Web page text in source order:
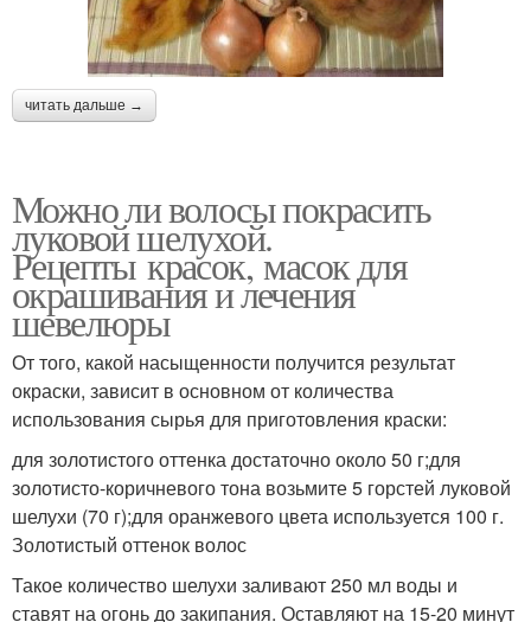
читать дальше →
Можно ли волосы покрасить
луковой шелухой.
Рецепты красок, масок для
окрашивания и лечения
шевелюры
От того, какой насыщенности получится результат
окраски, зависит в основном от количества
использования сырья для приготовления краски:
для золотистого оттенка достаточно около 50 г;для
золотисто-коричневого тона возьмите 5 горстей луковой
шелухи (70 г);для оранжевого цвета используется 100 г.
Золотистый оттенок волос
Такое количество шелухи заливают 250 мл воды и
ставят на огонь до закипания. Оставляют на 15-20 минут